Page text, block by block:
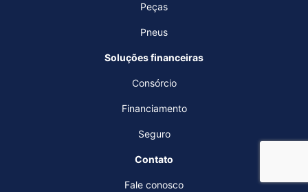
Peças
Pneus
Soluções financeiras
Consórcio
Financiamento
Seguro
Contato
Fale conosco